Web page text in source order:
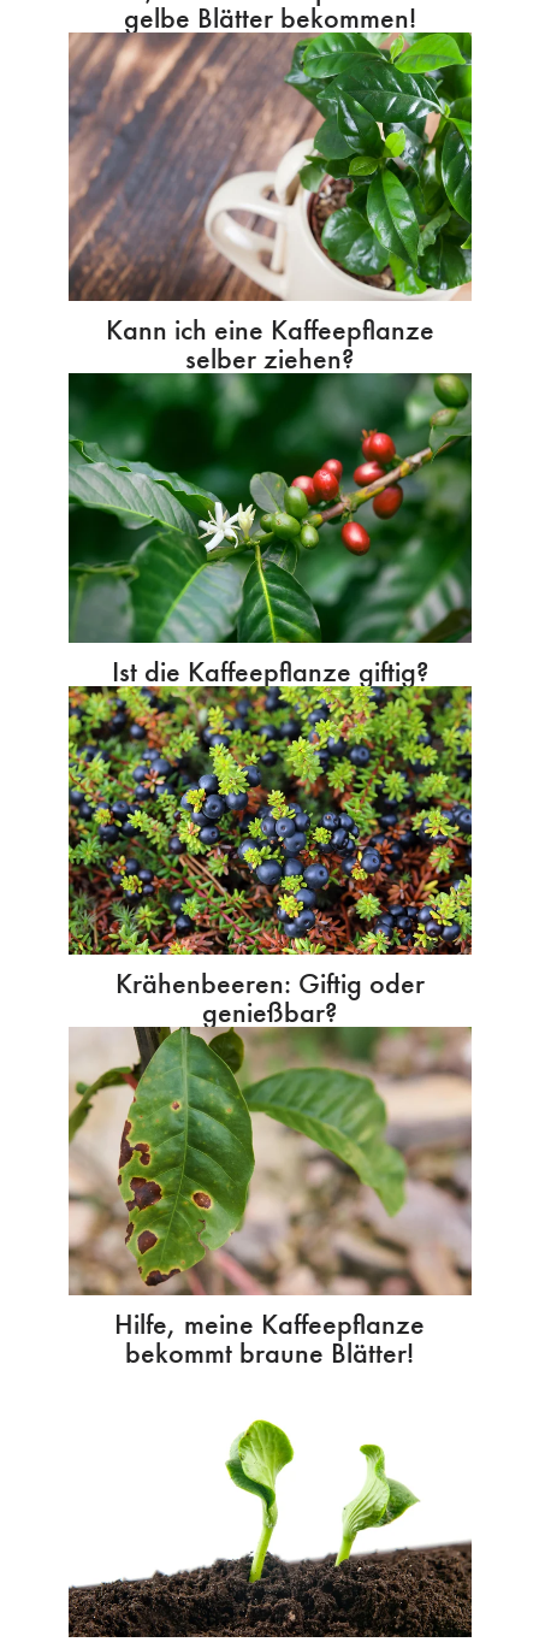
gelbe Blätter bekommen!
Kann ich eine Kaffeepflanze
selber ziehen?
Ist die Kaffeepflanze giftig?
Krähenbeeren: Giftig oder
genießbar?
Hilfe, meine Kaffeepflanze
bekommt braune Blätter!